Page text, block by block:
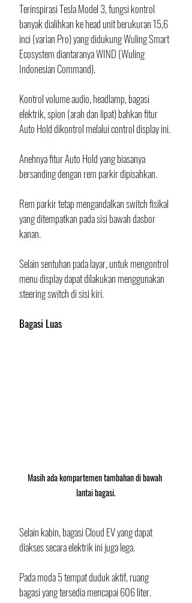
Terinspirasi Tesla Model 3, fungsi kontrol
banyak dialihkan ke head unit berukuran 15,6
inci (varian Pro) yang didukung Wuling Smart
Ecosystem diantaranya WIND (Wuling
Indonesian Command).
Kontrol volume audio, headlamp, bagasi
elektrik, spion (arah dan lipat) bahkan fitur
Auto Hold dikontrol melalui control display ini.
Anehnya fitur Auto Hold yang biasanya
bersanding dengan rem parkir dipisahkan.
Rem parkir tetap mengandalkan switch fisikal
yang ditempatkan pada sisi bawah dasbor
kanan.
Selain sentuhan pada layar, untuk mengontrol
menu display dapat dilakukan menggunakan
steering switch di sisi kiri.
Bagasi Luas
Masih ada kompartemen tambahan di bawah
lantai bagasi.
Selain kabin, bagasi Cloud EV yang dapat
diakses secara elektrik ini juga lega.
Pada moda 5 tempat duduk aktif, ruang
bagasi yang tersedia mencapai 606 liter.